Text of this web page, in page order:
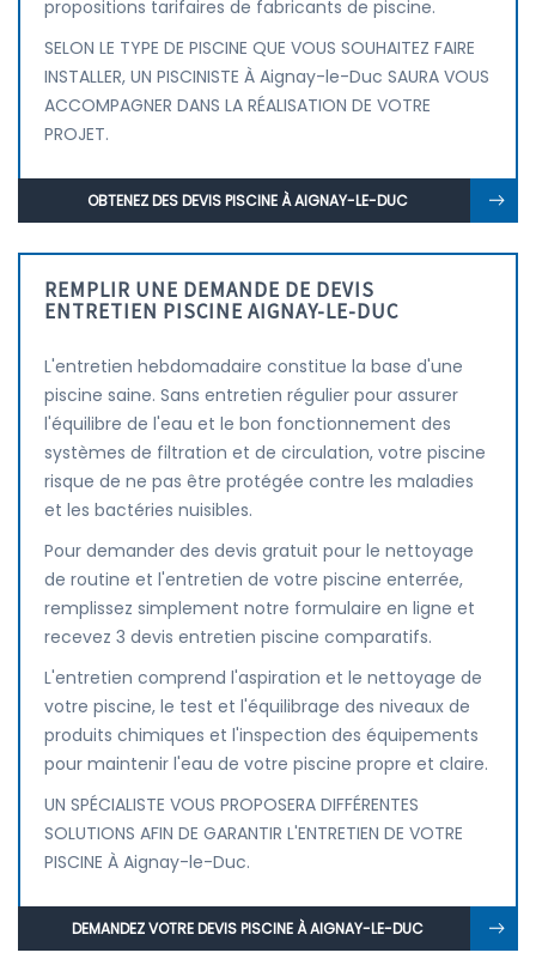
propositions tarifaires de fabricants de piscine.
SELON LE TYPE DE PISCINE QUE VOUS SOUHAITEZ FAIRE
INSTALLER, UN PISCINISTE À Aignay-le-Duc SAURA VOUS
ACCOMPAGNER DANS LA RÉALISATION DE VOTRE
PROJET.
OBTENEZ DES DEVIS PISCINE À AIGNAY-LE-DUC
REMPLIR UNE DEMANDE DE DEVIS
ENTRETIEN PISCINE AIGNAY-LE-DUC
L'entretien hebdomadaire constitue la base d'une
piscine saine. Sans entretien régulier pour assurer
l'équilibre de l'eau et le bon fonctionnement des
systèmes de filtration et de circulation, votre piscine
risque de ne pas être protégée contre les maladies
et les bactéries nuisibles.
Pour demander des devis gratuit pour le nettoyage
de routine et l'entretien de votre piscine enterrée,
remplissez simplement notre formulaire en ligne et
recevez 3 devis entretien piscine comparatifs.
L'entretien comprend l'aspiration et le nettoyage de
votre piscine, le test et l'équilibrage des niveaux de
produits chimiques et l'inspection des équipements
pour maintenir l'eau de votre piscine propre et claire.
UN SPÉCIALISTE VOUS PROPOSERA DIFFÉRENTES
SOLUTIONS AFIN DE GARANTIR L'ENTRETIEN DE VOTRE
PISCINE À Aignay-le-Duc.
DEMANDEZ VOTRE DEVIS PISCINE À AIGNAY-LE-DUC